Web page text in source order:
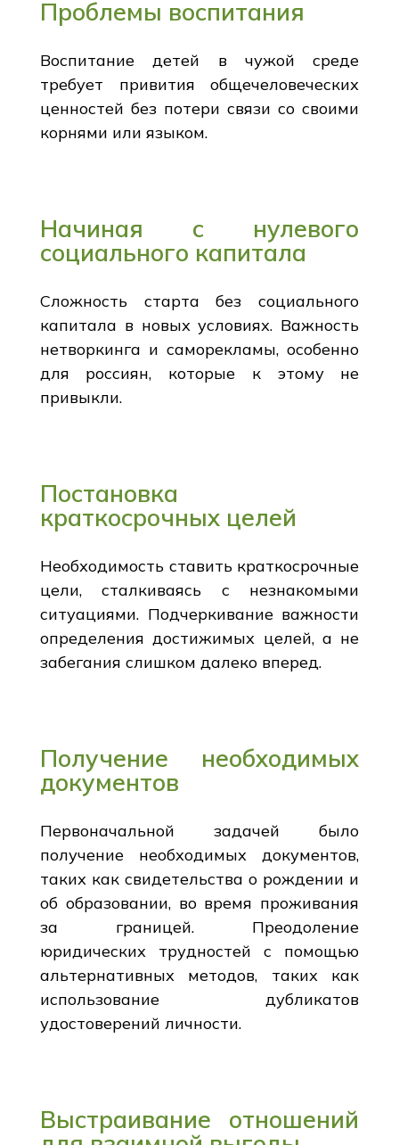
Проблемы воспитания
Воспитание детей в чужой среде
требует привития общечеловеческих
ценностей без потери связи со своими
корнями или языком.
Начиная с нулевого
социального капитала
Сложность старта без социального
капитала в новых условиях. Важность
нетворкинга и саморекламы, особенно
для россиян, которые к этому не
привыкли.
Постановка
краткосрочных целей
Необходимость ставить краткосрочные
цели, сталкиваясь с незнакомыми
ситуациями. Подчеркивание важности
определения достижимых целей, а не
забегания слишком далеко вперед.
Получение необходимых
документов
Первоначальной задачей было
получение необходимых документов,
таких как свидетельства о рождении и
об образовании, во время проживания
за границей. Преодоление
юридических трудностей с помощью
альтернативных методов, таких как
использование дубликатов
удостоверений личности.
Выстраивание отношений